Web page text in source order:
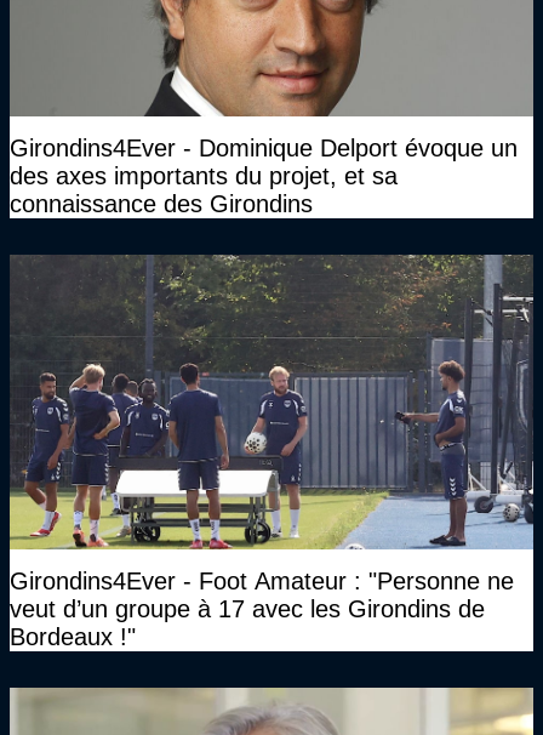
Girondins4Ever - Dominique Delport évoque un
des axes importants du projet, et sa
connaissance des Girondins
Girondins4Ever - Foot Amateur : "Personne ne
veut d’un groupe à 17 avec les Girondins de
Bordeaux !"